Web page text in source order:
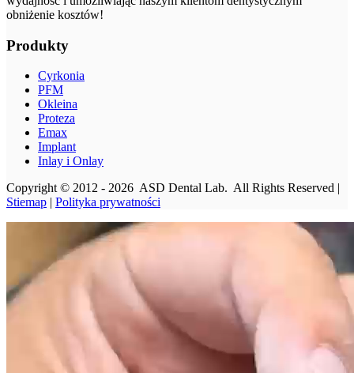
obniżenie kosztów!
Produkty
Cyrkonia
PFM
Okleina
Proteza
Emax
Implant
Inlay i Onlay
Copyright © 2012 - 2026 ASD Dental Lab. All Rights Reserved |
Stiemap | Polityka prywatności